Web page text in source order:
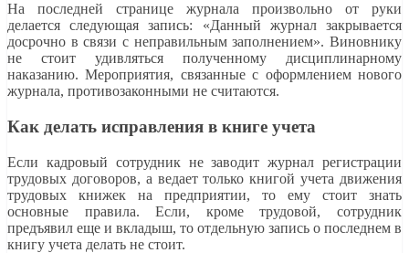
На последней странице журнала произвольно от руки
делается следующая запись: «Данный журнал закрывается
досрочно в связи с неправильным заполнением». Виновнику
не стоит удивляться полученному дисциплинарному
наказанию. Мероприятия, связанные с оформлением нового
журнала, противозаконными не считаются.
Как делать исправления в книге учета
Если кадровый сотрудник не заводит журнал регистрации
трудовых договоров, а ведает только книгой учета движения
трудовых книжек на предприятии, то ему стоит знать
основные правила. Если, кроме трудовой, сотрудник
предъявил еще и вкладыш, то отдельную запись о последнем в
книгу учета делать не стоит.